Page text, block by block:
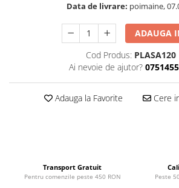
Data de livrare: poimaine,
ADAUGA
Cod Produs: PLASA120
Ai nevoie de ajutor?
Adauga la Favorite Cere
Transport Gratuit
Pentru comenzile peste 450 RON Peste